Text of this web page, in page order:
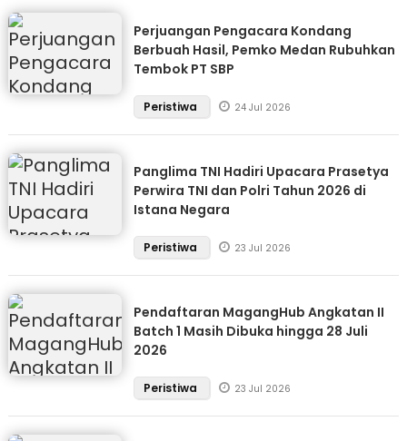
Perjuangan Pengacara Kondang
Berbuah Hasil, Pemko Medan Rubuhkan
Tembok PT SBP
Peristiwa 24 Jul 2026
Panglima TNI Hadiri Upacara Prasetya
Perwira TNI dan Polri Tahun 2026 di
Istana Negara
Peristiwa 23 Jul 2026
Pendaftaran MagangHub Angkatan II
Batch 1 Masih Dibuka hingga 28 Juli
2026
Peristiwa 23 Jul 2026